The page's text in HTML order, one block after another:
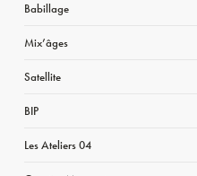
Babillage
Mix’âges
Satellite
BIP
Les Ateliers 04